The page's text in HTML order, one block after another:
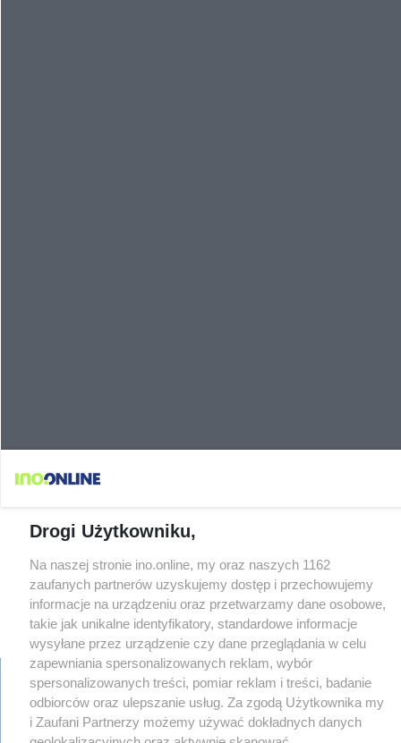
regulamin
Drogi Użytkowniku,
Na naszej stronie ino.online, my oraz naszych 1162
zaufanych partnerów uzyskujemy dostęp i przechowujemy
informacje na urządzeniu oraz przetwarzamy dane osobowe,
takie jak unikalne identyfikatory, standardowe informacje
wysyłane przez urządzenie czy dane przeglądania w celu
zapewniania spersonalizowanych reklam, wybór
spersonalizowanych treści, pomiar reklam i treści, badanie
odbiorców oraz ulepszanie usług. Za zgodą Użytkownika my
i Zaufani Partnerzy możemy używać dokładnych danych